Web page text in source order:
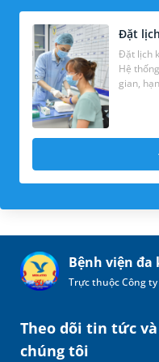
Đặt
Đặt lịch
Hệ
Bệnh viện đa
Trực thuộc Công ty
Theo dõi tin tức
chúng tôi